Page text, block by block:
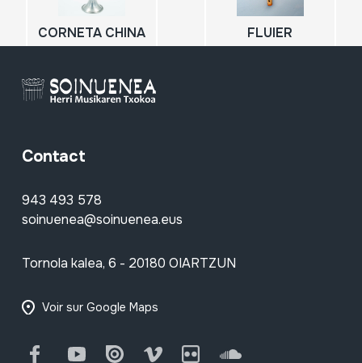
CORNETA CHINA FLUIER
Contact
943 493 578
soinuenea@soinuenea.eus
Tornola kalea, 6 - 20180 OIARTZUN
Voir sur Google Maps
FacebookYoutube Issuu Vimeo Flickr SoundCloud